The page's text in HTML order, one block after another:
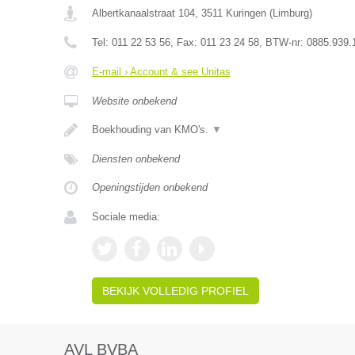
Albertkanaalstraat 104, 3511 Kuringen(Limburg)
Tel: 011 22 53 56, Fax: 011 23 24 58, BTW-nr:
E-mail › Account & see Unitas
Website onbekend
Boekhouding van KMO's. ▼
Diensten onbekend
Openingstijden onbekend
Sociale media:
BEKIJK VOLLEDIG PROFIEL
AVL BVBA